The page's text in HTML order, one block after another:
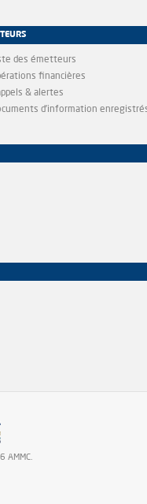
des émetteurs
financières
& alertes
d’information
AMMC.